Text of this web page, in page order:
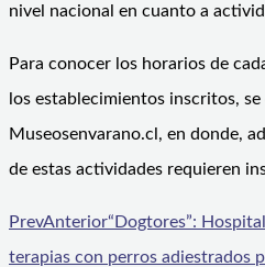
nivel nacional en cuanto a
Para conocer los horarios de
los establecimientos inscritos,
Museosenvarano.cl, en donde,
de estas actividades requieren
PrevAnterior“Dogtores”:
terapias con perros adiestrados